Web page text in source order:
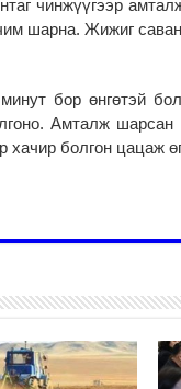
чинжүүгээр
шарна. Жижиг
бор өнгөтэй
Амталж шарсан
хачир болгон цацаж